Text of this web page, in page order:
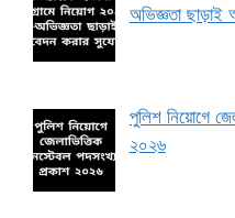
অভিজ্ঞতা
পুলিশ নিয়োগে
২০২৬